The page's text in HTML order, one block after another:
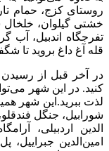
روستای کزج، حمام
خشتی گیلوان،
تفرجگاه اندبیل، آب
قله آغ داغ بروید تا
در آخر قبل از
کنید. در این شهر
لذت ببرید.این شهر
شورابیل، جنگل
الدین اردبیلی،
امین‌الدین